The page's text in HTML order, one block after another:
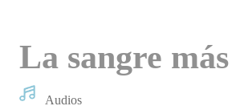
La sangre
Audios